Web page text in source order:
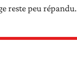
reste peu répandu.